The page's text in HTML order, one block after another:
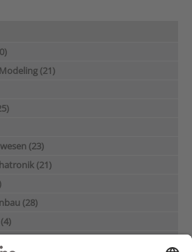
(21)
(23)
(21)
(28)